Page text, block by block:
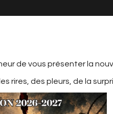
de vous présenter la
rires, des pleurs, de la
LE